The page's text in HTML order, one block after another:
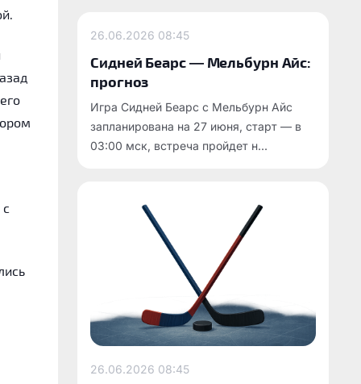
26.06.2026 08:45
Сидней Беарс — Мельбурн Айс:
прогноз
Игра Сидней Беарс с Мельбурн Айс
запланирована на 27 июня, старт — в
03:00 мск, встреча пройдет н...
26.06.2026 08:45